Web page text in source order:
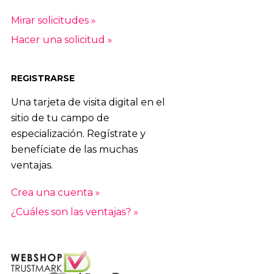
Mirar solicitudes »
Hacer una solicitud »
REGISTRARSE
Una tarjeta de visita digital en el
sitio de tu campo de
especialización. Regístrate y
benefíciate de las muchas
ventajas.
Crea una cuenta »
¿Cuáles son las ventajas? »